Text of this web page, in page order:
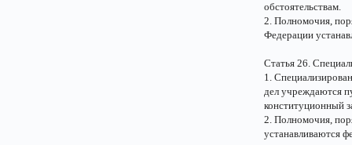
обстоятельствам.
2. Полномочия,
Федерации
Статья 26.
1.
дел учреждаются
конституционный
2. Полномочия,
устанавливаются